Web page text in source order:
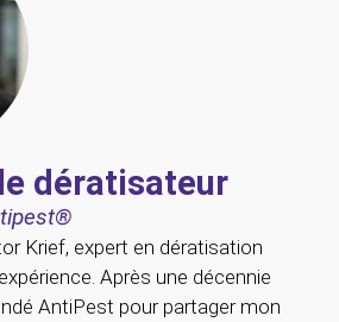
dératisateur
Krief, expert en dératisation
Après une décennie
AntiPest pour partager mon